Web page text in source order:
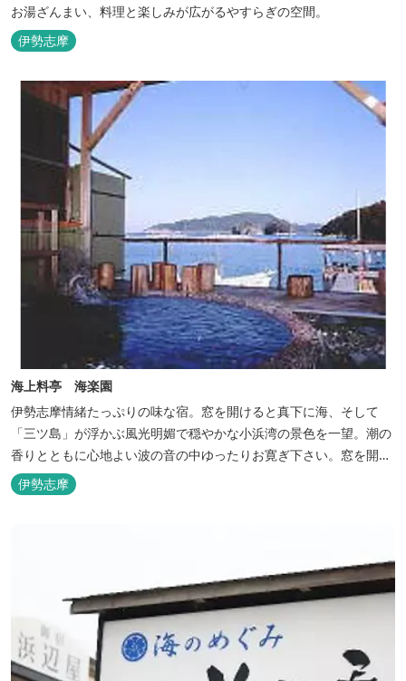
お湯ざんまい、料理と楽しみが広がるやすらぎの空間。
伊勢志摩
海上料亭 海楽園
伊勢志摩情緒たっぷりの味な宿。窓を開けると真下に海、そして
「三ツ島」が浮かぶ風光明媚で穏やかな小浜湾の景色を一望。潮の
香りとともに心地よい波の音の中ゆったりお寛ぎ下さい。窓を開け
浴衣姿でのんびり太公望！ 部屋から釣りができる「座敷釣り」は当
館ならではの名物。（貸しざお／エサ付要予約） 海水温泉露天風呂
伊勢志摩